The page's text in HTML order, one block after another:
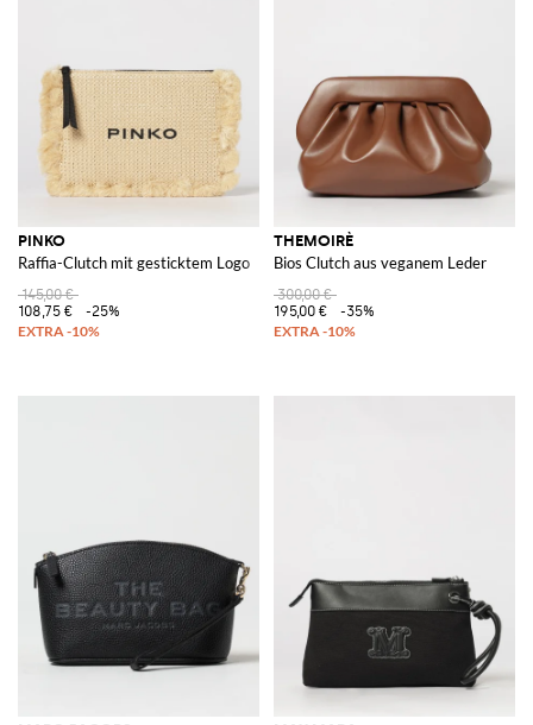
PINKO
Raffia-Clutch mit gesticktem Logo
145,00 €
108,75 €
-25%
THEMOIRÈ
Bios Clutch aus veganem Leder
300,00 €
195,00 €
-35%